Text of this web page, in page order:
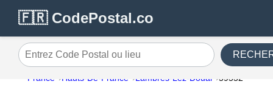
🇫🇷 CodePostal.co
Entrez Code Postal ou lieu
France Hauts-De-France Lambres-Lez-Douai 59552